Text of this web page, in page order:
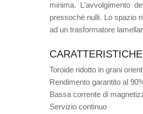
minima. L'avvolgimento
pressoché nulli. Lo spazio
ad un trasformatore
Toroide ridotto in grani
Rendimento garantito al
Bassa corrente di
Servizio continuo